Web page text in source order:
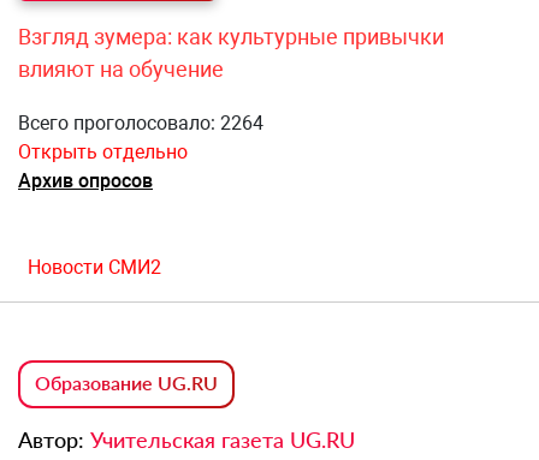
Взгляд зумера: как культурные привычки
влияют на обучение
Всего проголосовало: 2264
Открыть отдельно
Архив опросов
Новости СМИ2
Образование UG.RU
Автор: Учительская газета UG.RU